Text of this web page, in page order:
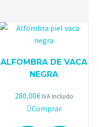
ALFOMBRA DE VACA
NEGRA
280,00€ IVA Incluido
Comprar